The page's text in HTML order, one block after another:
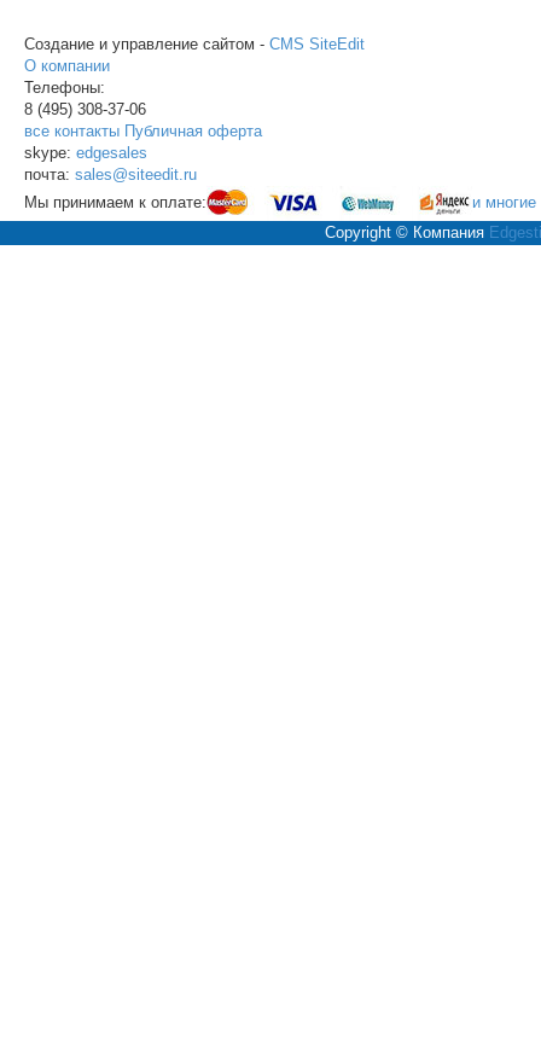
Создание и управление сайтом - CMS SiteEdit
О компании
Телефоны:
8 (495) 308-37-06
все контакты Публичная оферта
skype: edgesales
почта: sales@siteedit.ru
Мы принимаем к оплате:
и многие
Copyright © Компания